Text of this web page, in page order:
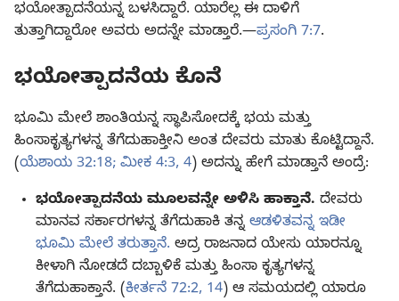
ಭಯೋತ್ಪಾದನೆಯನ್ನ ಬಳಸಿದ್ದಾರೆ. ಯಾರೆಲ್ಲ ಈ ದಾಳಿಗೆ
ತುತ್ತಾಗಿದ್ದಾರೋ ಅವರು ಅದನ್ನೇ ಮಾಡ್ತಾರೆ.—ಪ್ರಸಂಗಿ 7:7.
ಭಯೋತ್ಪಾದನೆಯ ಕೊನೆ
ಭೂಮಿ ಮೇಲೆ ಶಾಂತಿಯನ್ನ ಸ್ಥಾಪಿಸೋದಕ್ಕೆ ಭಯ ಮತ್ತು
ಹಿಂಸಾಕೃತ್ಯಗಳನ್ನ ತೆಗೆದುಹಾಕ್ತೀನಿ ಅಂತ ದೇವರು ಮಾತು ಕೊಟ್ಟಿದ್ದಾನೆ.
(ಯೆಶಾಯ 32:18; ಮೀಕ 4:3, 4) ಅದನ್ನು ಹೇಗೆ ಮಾಡ್ತಾನೆ ಅಂದ್ರೆ:
ಭಯೋತ್ಪಾದನೆಯ ಮೂಲವನ್ನೇ ಅಳಿಸಿ ಹಾಕ್ತಾನೆ. ದೇವರು
ಮಾನವ ಸರ್ಕಾರಗಳನ್ನ ತೆಗೆದುಹಾಕಿ ತನ್ನ ಆಡಳಿತವನ್ನ ಇಡೀ
ಭೂಮಿ ಮೇಲೆ ತರುತ್ತಾನೆ. ಅದ್ರ ರಾಜನಾದ ಯೇಸು ಯಾರನ್ನೂ
ಕೀಳಾಗಿ ನೋಡದೆ ದಬ್ಬಾಳಿಕೆ ಮತ್ತು ಹಿಂಸಾ ಕೃತ್ಯಗಳನ್ನ
ತೆಗೆದುಹಾಕ್ತಾನೆ. (ಕೀರ್ತನೆ 72:2, 14) ಆ ಸಮಯದಲ್ಲಿ ಯಾರೂ